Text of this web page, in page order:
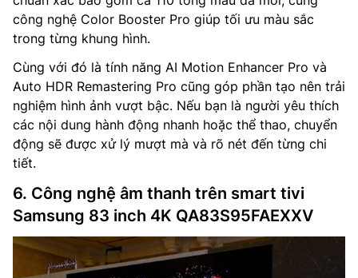
công nghệ Color Booster Pro giúp tối ưu màu sắc
trong từng khung hình.
Cùng với đó là tính năng AI Motion Enhancer Pro và
Auto HDR Remastering Pro cũng góp phần tạo nên trải
nghiệm hình ảnh vượt bậc. Nếu bạn là người yêu thích
các nội dung hành động nhanh hoặc thể thao, chuyển
động sẽ được xử lý mượt mà và rõ nét đến từng chi
tiết.
6. Công nghệ âm thanh trên smart tivi
Samsung 83 inch 4K QA83S95FAEXXV